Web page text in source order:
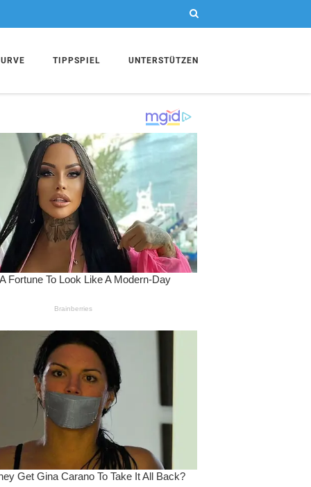
TIPPSPIEL UNTERSTÜTZEN